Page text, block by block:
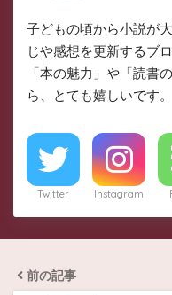
子どもの頃から小説が
じや感想を更新するブ
「本の魅力」や「読書
ら、とても嬉しいです。
Twitter Instagram
前の記事